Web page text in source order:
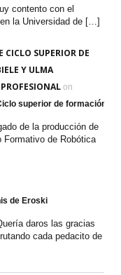
contento con el
la Universidad de […]
CICLO SUPERIOR DE
Y ULMA
on
superior de formación
de la producción de
Formativo de Robótica
de Eroski
daros las gracias
cada pedacito de